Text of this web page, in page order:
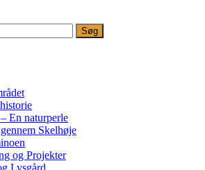
En naturperle
Skelhøje
og Projekter
Lysgård